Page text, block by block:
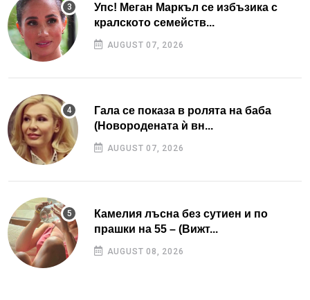
Упс! Меган Маркъл се избъзика с
кралското семейств...
AUGUST 07, 2026
Гала се показа в ролята на баба
(Новородената ѝ вн...
AUGUST 07, 2026
Камелия лъсна без сутиен и по
прашки на 55 – (Вижт...
AUGUST 08, 2026